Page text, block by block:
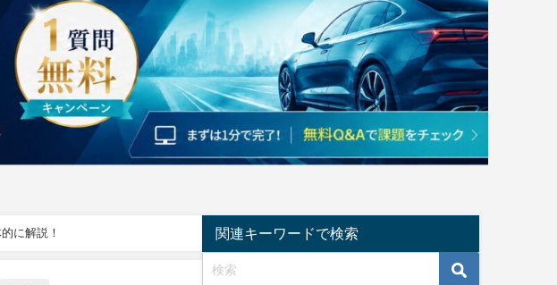
に解説！ 関連キーワードで検索